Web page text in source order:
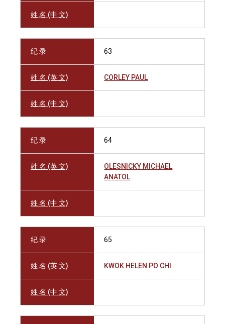
姓 名 (中 文)
纪 录 63
姓 名 (英 文) CORLEY PAUL
姓 名 (中 文)
纪 录 64
姓 名 (英 文)
OLESNICKY MICHAEL
ANATOL
姓 名 (中 文)
纪 录 65
姓 名 (英 文) KWOK HELEN PO CHI
姓 名 (中 文)